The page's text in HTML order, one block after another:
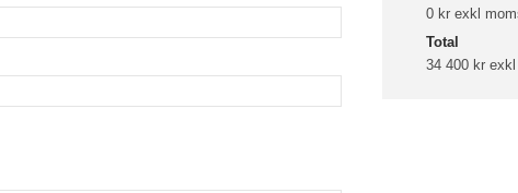
0 kr exkl
Total
34 400 kr